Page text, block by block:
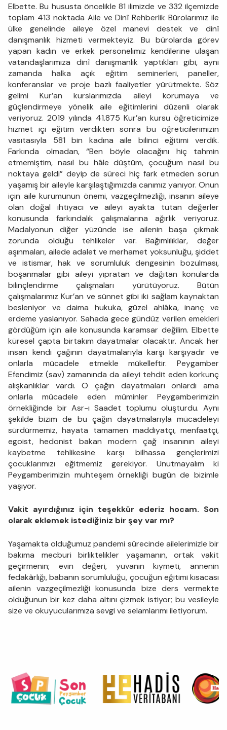
Elbette. Bu hususta öncelikle 81 ilimizde ve 332 ilçemizde
toplam 413 noktada Aile ve Dinî Rehberlik Bürolarımız ile
ülke genelinde aileye özel manevi destek ve dinî
danışmanlık hizmeti vermekteyiz. Bu bürolarda görev
yapan kadın ve erkek personelimiz kendilerine ulaşan
vatandaşlarımıza dinî danışmanlık yaptıkları gibi, aynı
zamanda halka açık eğitim seminerleri, paneller,
konferanslar ve proje bazlı faaliyetler yürütmekte. Söz
gelimi Kur’an kurslarımızda aileyi korumaya ve
güçlendirmeye yönelik aile eğitimlerini düzenli olarak
veriyoruz. 2019 yılında 41.875 Kur’an kursu öğreticimize
hizmet içi eğitim verdikten sonra bu öğreticilerimizin
vasıtasıyla 581 bin kadına aile bilinci eğitimi verdik.
Farkında olmadan, “Ben böyle olacağını hiç tahmin
etmemiştim, nasıl bu hâle düştüm, çocuğum nasıl bu
noktaya geldi” deyip de süreci hiç fark etmeden sorun
yaşamış bir aileyle karşılaştığımızda canımız yanıyor. Onun
için aile kurumunun önemi, vazgeçilmezliği, insanın aileye
olan doğal ihtiyacı ve aileyi ayakta tutan değerler
konusunda farkındalık çalışmalarına ağırlık veriyoruz.
Madalyonun diğer yüzünde ise ailenin başa çıkmak
zorunda olduğu tehlikeler var. Bağımlılıklar, değer
aşınmaları, ailede adalet ve merhamet yoksunluğu, şiddet
ve istismar, hak ve sorumluluk dengesinin bozulması,
boşanmalar gibi aileyi yıpratan ve dağıtan konularda
bilinçlendirme çalışmaları yürütüyoruz. Bütün
çalışmalarımız Kur’an ve sünnet gibi iki sağlam kaynaktan
besleniyor ve daima hukuka, güzel ahlâka, inanç ve
erdeme yaslanıyor. Sahada gece gündüz verilen emekleri
gördüğüm için aile konusunda karamsar değilim. Elbette
küresel çapta birtakım dayatmalar olacaktır. Ancak her
insan kendi çağının dayatmalarıyla karşı karşıyadır ve
onlarla mücadele etmekle mükelleftir. Peygamber
Efendimiz (sav) zamanında da aileyi tehdit eden korkunç
alışkanlıklar vardı. O çağın dayatmaları onlardı ama
onlarla mücadele eden müminler Peygamberimizin
örnekliğinde bir Asr-ı Saadet toplumu oluşturdu. Aynı
şekilde bizim de bu çağın dayatmalarıyla mücadeleyi
sürdürmemiz, hayata tamamen maddiyatçı, menfaatçi,
egoist, hedonist bakan modern çağ insanının aileyi
kaybetme tehlikesine karşı bilhassa gençlerimizi
çocuklarımızı eğitmemiz gerekiyor. Unutmayalım ki
Peygamberimizin muhteşem örnekliği bugün de bizimle
yaşıyor.
Vakit ayırdığınız için teşekkür ederiz hocam. Son
olarak eklemek istediğiniz bir şey var mı?
Yaşamakta olduğumuz pandemi sürecinde ailelerimizle bir
bakıma mecburi birliktelikler yaşamanın, ortak vakit
geçirmenin; evin değeri, yuvanın kıymeti, annenin
fedakârlığı, babanın sorumluluğu, çocuğun eğitimi kısacası
ailenin vazgeçilmezliği konusunda bize ders vermekte
olduğunun bir kez daha altını çizmek istiyor; bu vesileyle
size ve okuyucularımıza sevgi ve selamlarımı iletiyorum.